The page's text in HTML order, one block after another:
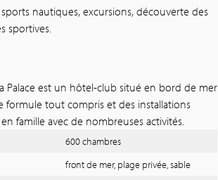
nautiques, excursions, découverte des
sportives.
Palace est un hôtel-club situé en bord de mer
formule tout compris et des installations
famille avec de nombreuses activités.
600 chambres
front de mer, plage privée, sable